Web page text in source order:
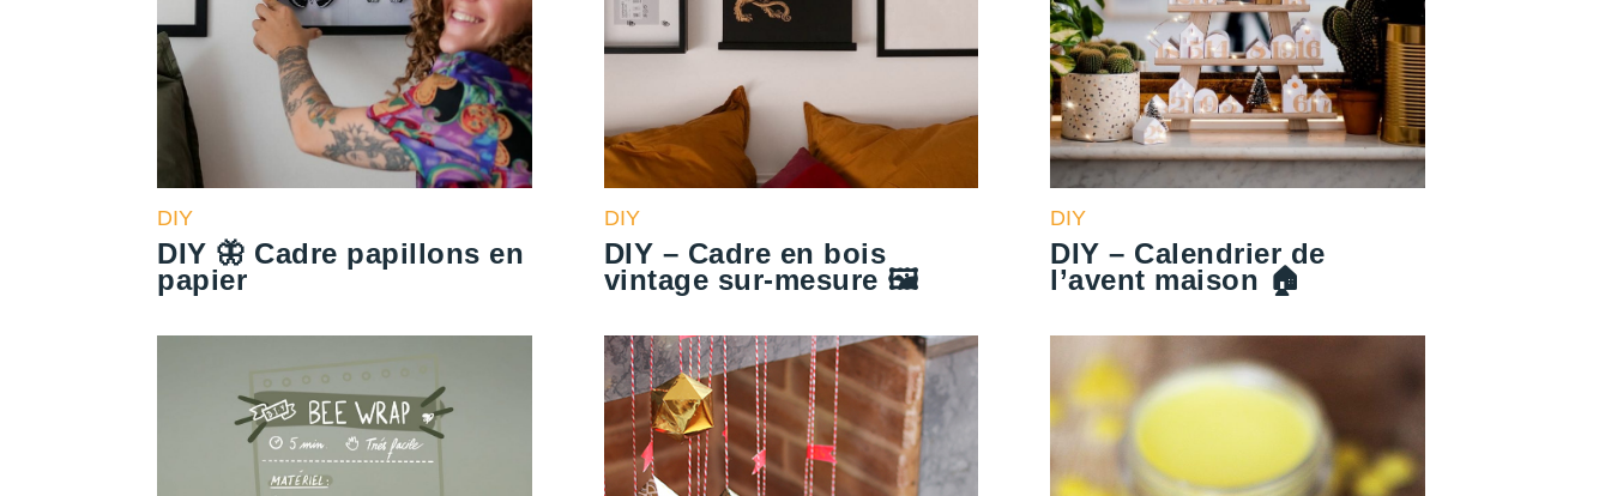
DIY 🦋 Cadre papillons en
papier
DIY
DIY – Cadre en bois
vintage sur-mesure 🖼
DIY
DIY – Calendrier de
l’avent maison 🏠
DIY